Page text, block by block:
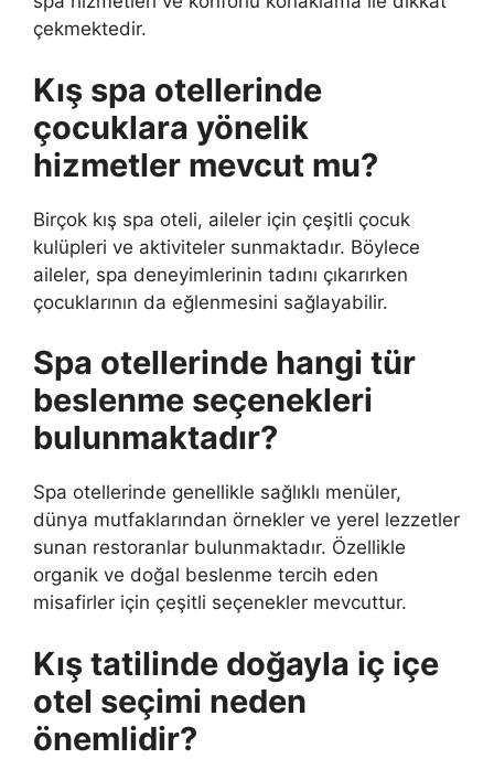
çekmektedir.
Kış spa otellerinde
çocuklara yönelik
hizmetler mevcut mu?
Birçok kış spa oteli, aileler için çeşitli çocuk
kulüpleri ve aktiviteler sunmaktadır. Böylece
aileler, spa deneyimlerinin tadını çıkarırken
çocuklarının da eğlenmesini sağlayabilir.
Spa otellerinde hangi tür
beslenme seçenekleri
bulunmaktadır?
Spa otellerinde genellikle sağlıklı menüler,
dünya mutfaklarından örnekler ve yerel lezzetler
sunan restoranlar bulunmaktadır. Özellikle
organik ve doğal beslenme tercih eden
misafirler için çeşitli seçenekler mevcuttur.
Kış tatilinde doğayla iç içe
otel seçimi neden
önemlidir?